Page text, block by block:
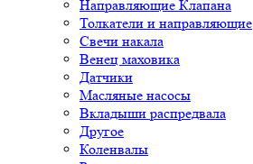
Направляющие Клапана
Толкатели и направляющие
Свечи накала
Венец маховика
Датчики
Масляные насосы
Вкладыши распредвала
Другое
Коленвалы